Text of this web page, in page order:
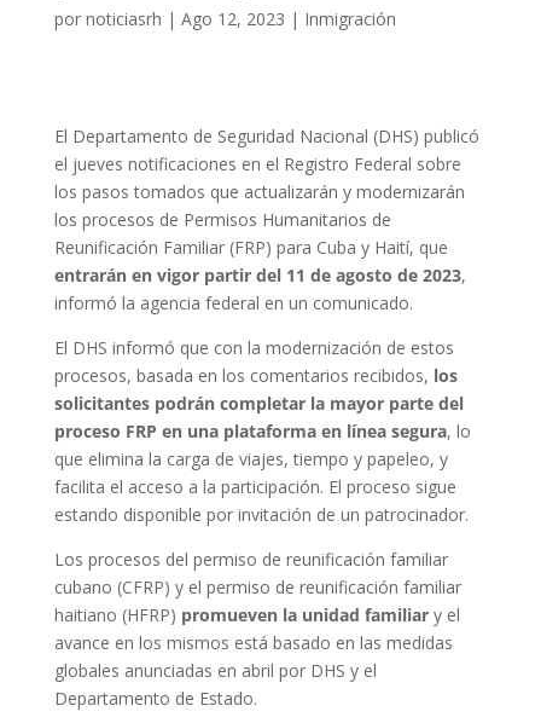
por noticiasrh | Ago 12, 2023 | Inmigración
El Departamento de Seguridad Nacional (DHS) publicó
el jueves notificaciones en el Registro Federal sobre
los pasos tomados que actualizarán y modernizarán
los procesos de Permisos Humanitarios de
Reunificación Familiar (FRP) para Cuba y Haití, que
entrarán en vigor partir del 11 de agosto de 2023,
informó la agencia federal en un comunicado.
El DHS informó que con la modernización de estos
procesos, basada en los comentarios recibidos, los
solicitantes podrán completar la mayor parte del
proceso FRP en una plataforma en línea segura, lo
que elimina la carga de viajes, tiempo y papeleo, y
facilita el acceso a la participación. El proceso sigue
estando disponible por invitación de un patrocinador.
Los procesos del permiso de reunificación familiar
cubano (CFRP) y el permiso de reunificación familiar
haitiano (HFRP) promueven la unidad familiar y el
avance en los mismos está basado en las medidas
globales anunciadas en abril por DHS y el
Departamento de Estado.